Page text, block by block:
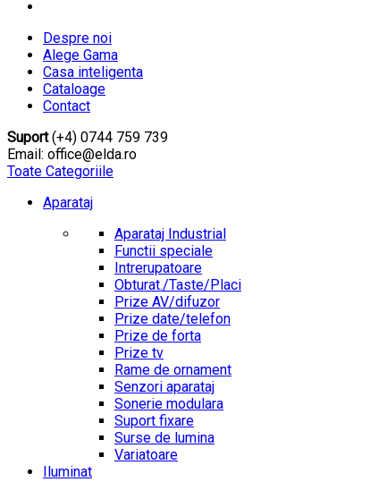
Despre noi
Alege Gama
Casa inteligenta
Cataloage
Contact
Suport(+4) 0744 759 739
Email: office@elda.ro
Toate Categoriile
Aparataj
Aparataj Industrial
Functii speciale
Intrerupatoare
Obturat./Taste/Placi
Prize AV/difuzor
Prize date/telefon
Prize de forta
Prize tv
Rame de ornament
Senzori aparataj
Sonerie modulara
Suport fixare
Surse de lumina
Variatoare
Iluminat